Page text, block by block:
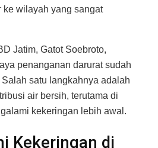
ke wilayah yang sangat
Jatim, Gatot Soebroto,
penanganan darurat sudah
satu langkahnya adalah
air bersih, terutama di
kekeringan lebih awal.
Kekeringan di